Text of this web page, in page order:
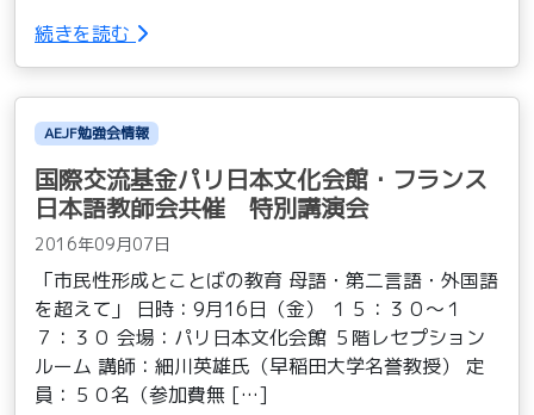
続きを読む
AEJF勉強会情報
国際交流基金パリ日本文化会館・フランス
日本語教師会共催 特別講演会
2016年09月07日
「市民性形成とことばの教育 母語・第二言語・外国語
を超えて」 日時：9月16日（金） １５：３０〜１
７：３０ 会場：パリ日本文化会館 ５階レセプション
ルーム 講師：細川英雄氏（早稲田大学名誉教授） 定
員：５０名（参加費無 […]